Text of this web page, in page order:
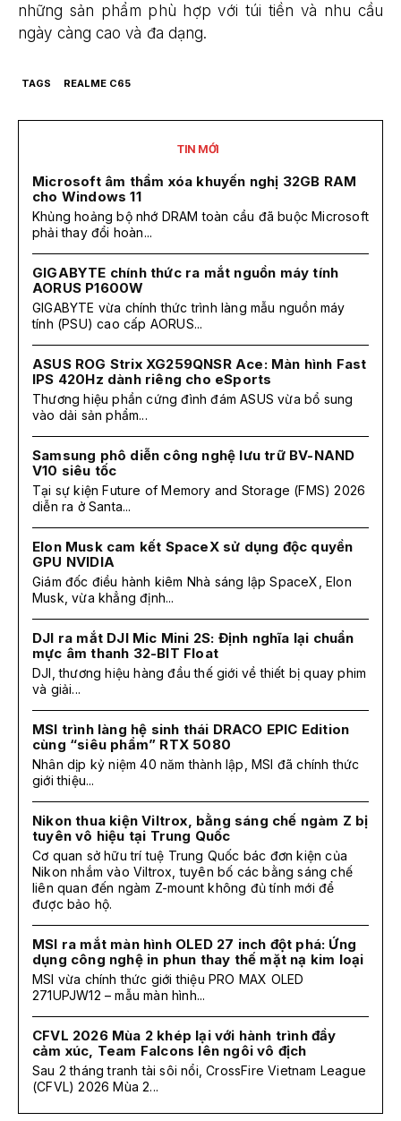
những sản phẩm phù hợp với túi tiền và nhu cầu
ngày càng cao và đa dạng.
TAGS REALME C65
TIN MỚI
Microsoft âm thầm xóa khuyến nghị 32GB RAM
cho Windows 11
Khủng hoảng bộ nhớ DRAM toàn cầu đã buộc Microsoft
phải thay đổi hoàn...
GIGABYTE chính thức ra mắt nguồn máy tính
AORUS P1600W
GIGABYTE vừa chính thức trình làng mẫu nguồn máy
tính (PSU) cao cấp AORUS...
ASUS ROG Strix XG259QNSR Ace: Màn hình Fast
IPS 420Hz dành riêng cho eSports
Thương hiệu phần cứng đình đám ASUS vừa bổ sung
vào dải sản phẩm...
Samsung phô diễn công nghệ lưu trữ BV-NAND
V10 siêu tốc
Tại sự kiện Future of Memory and Storage (FMS) 2026
diễn ra ở Santa...
Elon Musk cam kết SpaceX sử dụng độc quyền
GPU NVIDIA
Giám đốc điều hành kiêm Nhà sáng lập SpaceX, Elon
Musk, vừa khẳng định...
DJI ra mắt DJI Mic Mini 2S: Định nghĩa lại chuẩn
mực âm thanh 32-BIT Float
DJI, thương hiệu hàng đầu thế giới về thiết bị quay phim
và giải...
MSI trình làng hệ sinh thái DRACO EPIC Edition
cùng “siêu phẩm” RTX 5080
Nhân dịp kỷ niệm 40 năm thành lập, MSI đã chính thức
giới thiệu...
Nikon thua kiện Viltrox, bằng sáng chế ngàm Z bị
tuyên vô hiệu tại Trung Quốc
Cơ quan sở hữu trí tuệ Trung Quốc bác đơn kiện của
Nikon nhắm vào Viltrox, tuyên bố các bằng sáng chế
liên quan đến ngàm Z-mount không đủ tính mới để
được bảo hộ.
MSI ra mắt màn hình OLED 27 inch đột phá: Ứng
dụng công nghệ in phun thay thế mặt nạ kim loại
MSI vừa chính thức giới thiệu PRO MAX OLED
271UPJW12 – mẫu màn hình...
CFVL 2026 Mùa 2 khép lại với hành trình đầy
cảm xúc, Team Falcons lên ngôi vô địch
Sau 2 tháng tranh tài sôi nổi, CrossFire Vietnam League
(CFVL) 2026 Mùa 2...